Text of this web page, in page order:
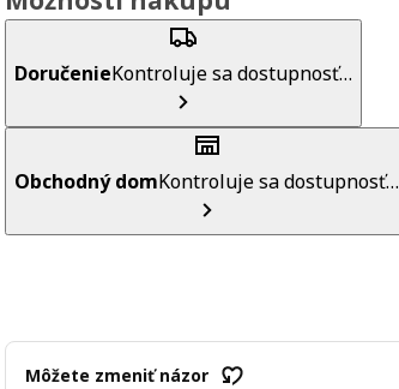
DoručenieKontroluje sa dostupnosť…
Obchodný domKontroluje sa dostupnosť…
Môžete zmeniť názor